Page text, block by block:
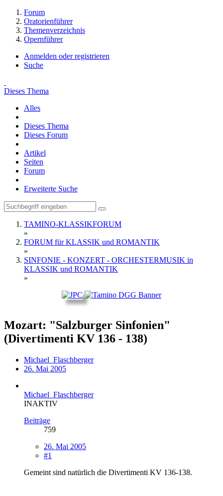
Forum
Oratorienführer
Themenverzeichnis
Opernführer
Anmelden oder registrieren
Suche
Dieses Thema
Alles
Dieses Thema
Dieses Forum
Artikel
Seiten
Forum
Erweiterte Suche
TAMINO-KLASSIKFORUM
»
FORUM für KLASSIK und ROMANTIK
»
SINFONIE - KONZERT - ORCHESTERMUSIK in
KLASSIK und ROMANTIK
»
Mozart: "Salzburger Sinfonien"
(Divertimenti KV 136 - 138)
Michael_Flaschberger
26. Mai 2005
Michael_Flaschberger
INAKTIV
Beiträge
759
26. Mai 2005
#1
Gemeint sind natürlich die Divertimenti KV 136-138.